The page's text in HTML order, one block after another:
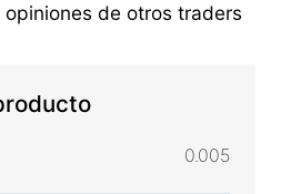
de otros traders
0.005